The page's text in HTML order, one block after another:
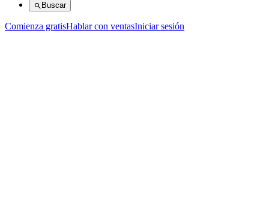
Buscar
Comienza gratisHablar con ventasIniciar sesión